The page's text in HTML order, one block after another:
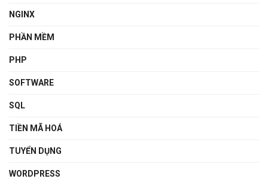
NGINX
PHẦN MỀM
PHP
SOFTWARE
SQL
TIỀN MÃ HOÁ
TUYỂN DỤNG
WORDPRESS